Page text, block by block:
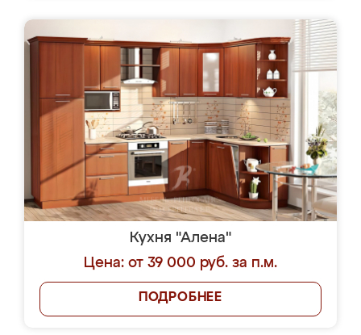
Кухня "Алена"
Цена: от 39 000 руб. за п.м.
ПОДРОБНЕЕ